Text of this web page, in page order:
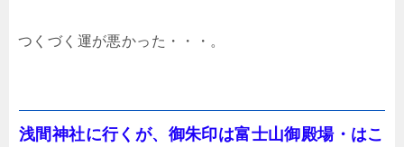
つくづく運が悪かった・・・。
浅間神社に行くが、御朱印は富士山御殿場・はこ